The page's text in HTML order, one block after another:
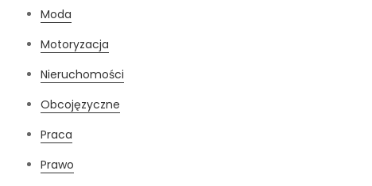
Moda
Motoryzacja
Nieruchomości
Obcojęzyczne
Praca
Prawo